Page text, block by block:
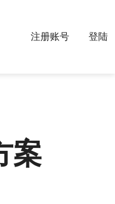
注册账号 登陆
案